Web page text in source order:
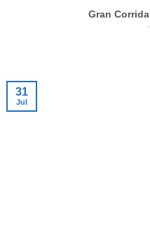
Gran
31
Jul